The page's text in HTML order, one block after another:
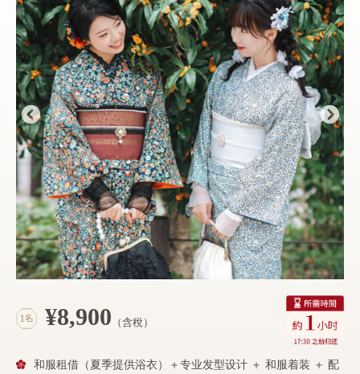
¥8,900 （含稅）
和服租借（夏季提供浴衣）＋专业发型设计 ＋ 和服着装 ＋ 配